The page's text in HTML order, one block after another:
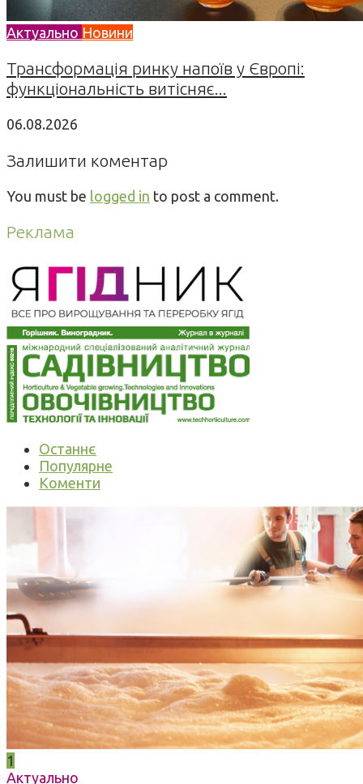
Актуально Новини
Трансформація ринку напоїв у Європі:
функціональність витісняє...
06.08.2026
Залишити коментар
You must be logged in to post a comment.
Реклама
Останнє
Популярне
Коменти
1
Актуально